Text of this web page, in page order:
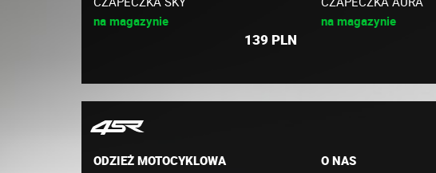
na magazynie
139 PLN
na magazynie
ODZIEŻ MOTOCYKLOWA
O NAS